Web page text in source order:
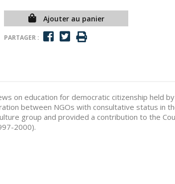
Ajouter au panier
PARTAGER :
on education for democratic citizenship held
between NGOs with consultative status in
group and provided a contribution to the
2000).